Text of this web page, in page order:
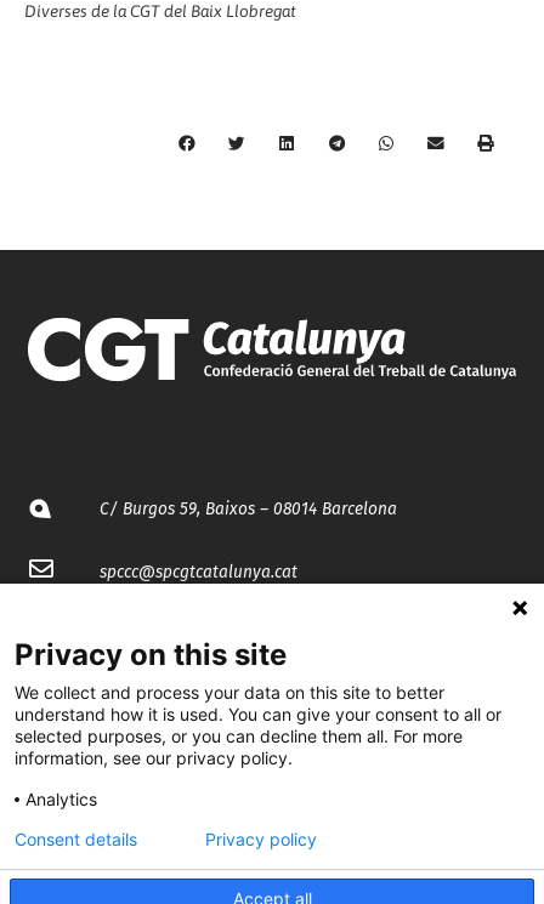
Diverses de la CGT del Baix Llobregat
C/ Burgos 59, Baixos – 08014 Barcelona
spccc@spcgtcatalunya.cat
@CGTCatalunya
cgtcatalunya
CGTCatalunya
cgtcatalunya
Privacy on this site
We collect and process your data on this site to better
understand how it is used. You can give your consent to all or
selected purposes, or you can decline them all. For more
information, see our privacy policy.
Analytics
Accept all
Consent details Privacy policy